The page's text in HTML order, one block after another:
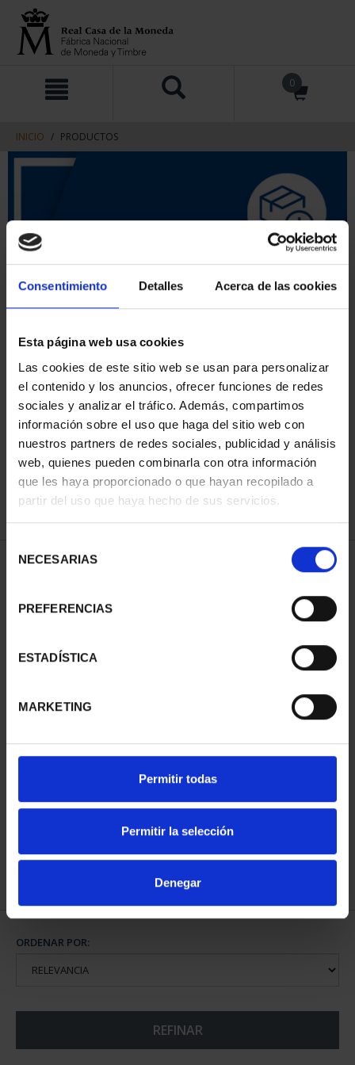
Consentimiento Detalles Acerca de las cookies
Esta página web usa cookies
Las cookies de este sitio web se usan para personalizar
el contenido y los anuncios, ofrecer funciones de redes
sociales y analizar el tráfico. Además, compartimos
información sobre el uso que haga del sitio web con
nuestros partners de redes sociales, publicidad y análisis
web, quienes pueden combinarla con otra información
que les haya proporcionado o que hayan recopilado a
partir del uso que haya hecho de sus servicios.
NECESARIAS
PREFERENCIAS
ESTADÍSTICA
MARKETING
Permitir todas
Permitir la selección
Denegar
contenido
navegacin
0
INICIO PRODUCTOS
ORDENAR POR:
REFINAR
1 Productos encontrados
CIUDADES PATRIMONIO
73,00 €
ORDENAR POR:
REFINAR